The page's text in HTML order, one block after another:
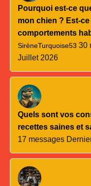
Pourquoi est-ce
mon chien ? Est-
comportements
SirèneTurquoise53 30
Juillet 2026
Quels sont vos
recettes saines et
17 messages